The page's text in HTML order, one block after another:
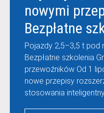
nowymi
Bezpłatne
DBK dla
Pojazdy 2,5–3,5 t pod
Bezpłatne szkolenia
przewoźników Od 1
nowe przepisy
stosowania